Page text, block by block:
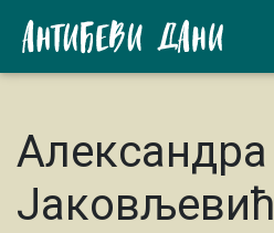
Александра
Јаковљевић